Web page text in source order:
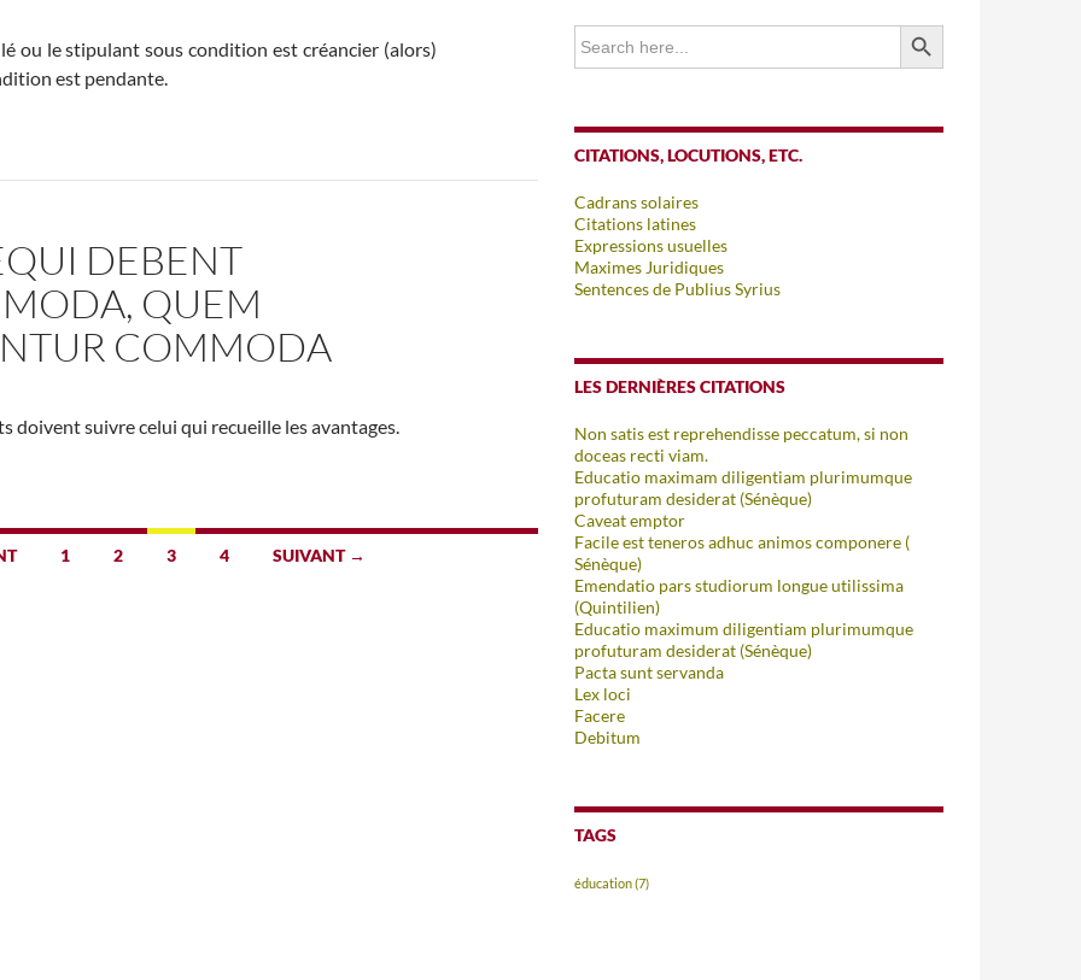
ou le stipulant sous condition est créancier (alors)
est pendante.
DEBENT
QUEM
COMMODA
doivent suivre celui qui recueille les avantages.
1 2 3 4 SUIVANT →
Search
for:
SEARCH BUTTON
CITATIONS, LOCUTIONS, ETC.
Cadrans solaires
Citations latines
Expressions usuelles
Maximes Juridiques
Sentences de Publius Syrius
LES DERNIÈRES CITATIONS
Non satis est reprehendisse peccatum, si non
doceas recti viam.
Educatio maximam diligentiam plurimumque
profuturam desiderat (Sénèque)
Caveat emptor
Facile est teneros adhuc animos componere (
Sénèque)
Emendatio pars studiorum longue utilissima
(Quintilien)
Educatio maximum diligentiam plurimumque
profuturam desiderat (Sénèque)
Pacta sunt servanda
Lex loci
Facere
Debitum
TAGS
éducation(7)